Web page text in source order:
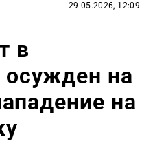
29.05.2026, 12:09
в
на
на